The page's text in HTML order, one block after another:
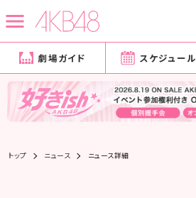
劇場ガイド スケジュール
トップ ニュース ニュース詳細